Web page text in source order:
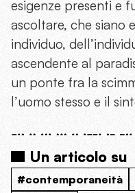
esigenze presenti e
ascoltare, che siano
individuo,
ascendente al
un ponte fra la
l’uomo stesso e il
Un articolo su
#contemporaneità